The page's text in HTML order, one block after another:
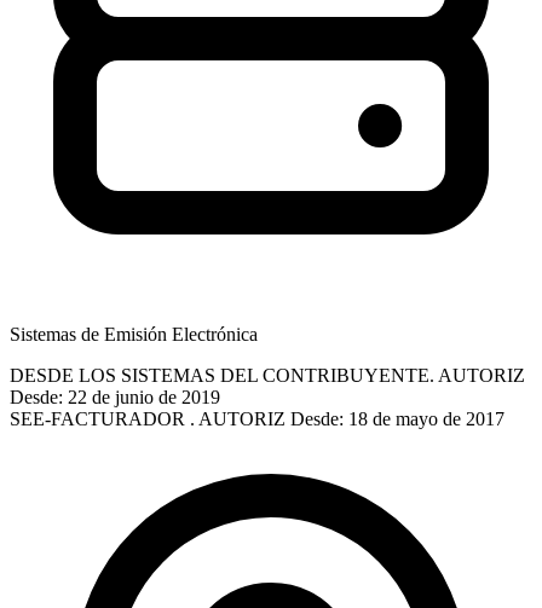
Sistemas de Emisión Electrónica
DESDE LOS SISTEMAS DEL CONTRIBUYENTE. AUTORIZ
Desde: 22 de junio de 2019
SEE-FACTURADOR . AUTORIZ Desde: 18 de mayo de 2017